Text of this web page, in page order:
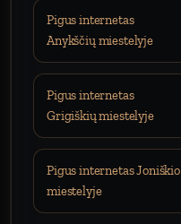
Pigus internetas
Anykščių miestelyje
Pigus internetas
Grigiškių miestelyje
Pigus internetas Joniškio
miestelyje